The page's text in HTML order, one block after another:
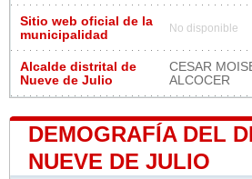
Sitio web oficial de la
municipalidad
No disponible
Alcalde distrital de
Nueve de Julio
CESAR
ALCOCER
DEMOGRAFÍA DEL
NUEVE DE JULIO